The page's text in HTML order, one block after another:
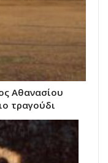
Αθανασίου
τραγούδι